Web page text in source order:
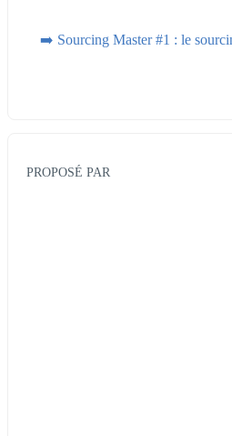
➡️ Sourcing Master #1 : le
PROPOSÉ PAR